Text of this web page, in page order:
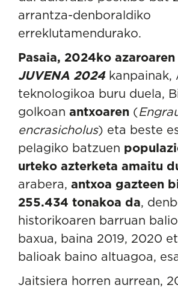
arrantza-denboraldiko
erreklutamendurako.
Pasaia, 2024ko azaroaren
JUVENA 2024kanpainak,
teknologikoa buru duela,
golkoan antxoaren (
encrasicholus) eta beste
pelagiko batzuen
urteko azterketa amaitu
arabera, antxoa gazteen
255.434 tonakoa da,
historikoaren barruan
baxua, baina 2019, 2020
balioak baino altuagoa,
Jaitsiera horren aurrean,